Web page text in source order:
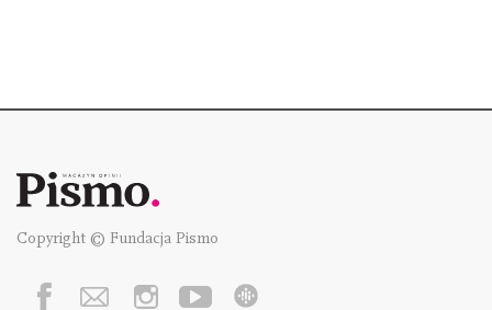
Copyright © Fundacja Pismo